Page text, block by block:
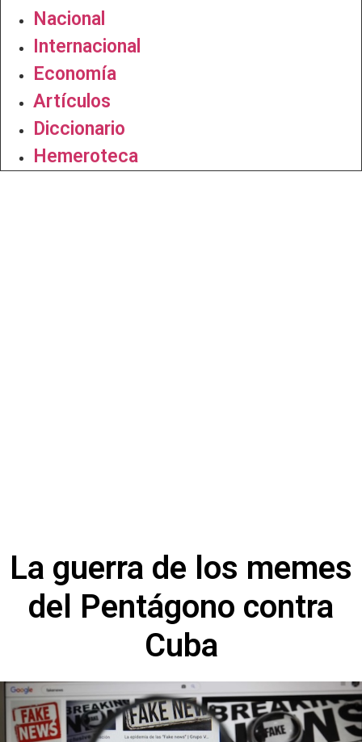
Nacional
Internacional
Economía
Artículos
Diccionario
Hemeroteca
La guerra de los memes
del Pentágono contra
Cuba